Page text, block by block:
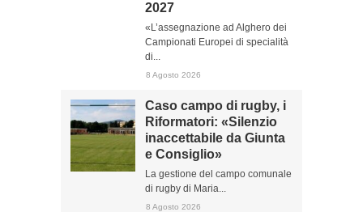
2027
«L’assegnazione ad Alghero dei
Campionati Europei di specialità
di...
8 Agosto 2026
Caso campo di rugby, i
Riformatori: «Silenzio
inaccettabile da Giunta
e Consiglio»
La gestione del campo comunale
di rugby di Maria...
8 Agosto 2026